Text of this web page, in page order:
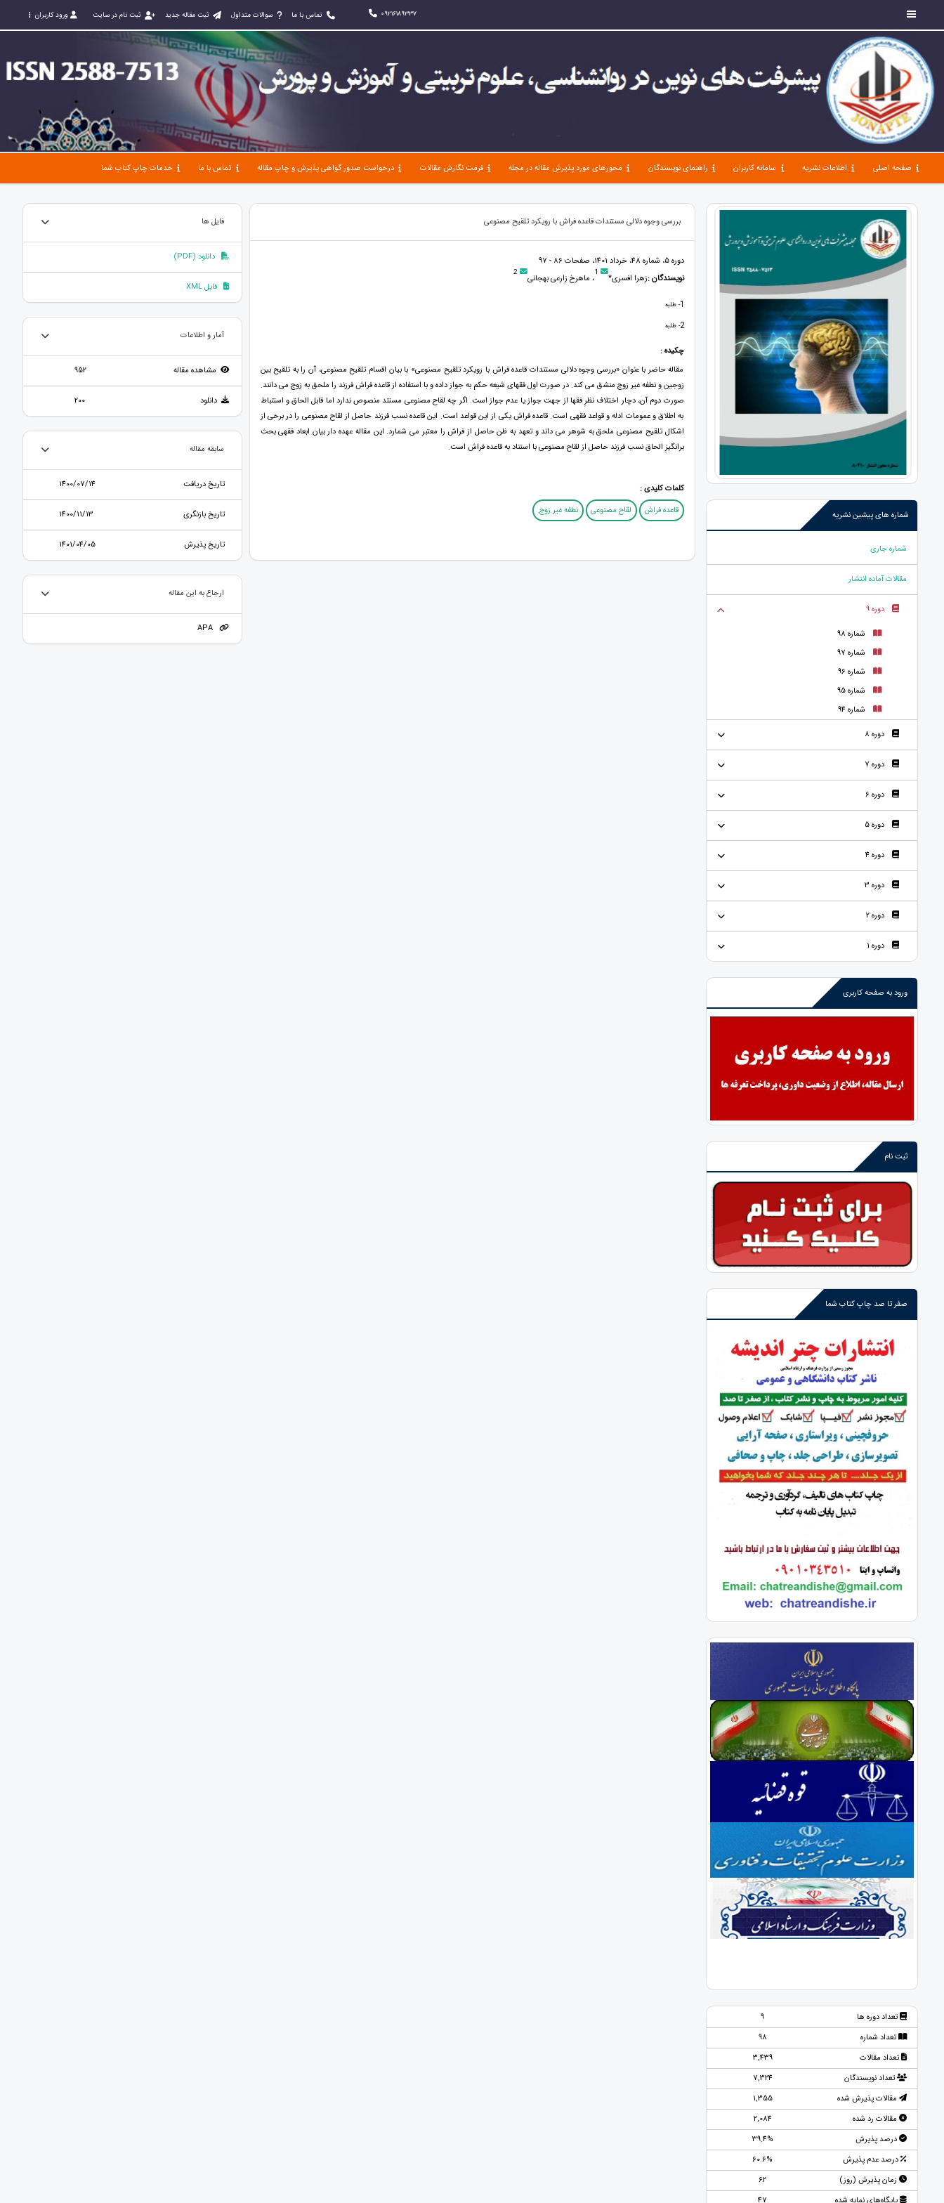
09216189337 تماس با ما سوالات متداول ثبت مقاله جدید ثبت نام در سایت ورود کاربران
صفحه اصلی اطلاعات نشریه سامانه کاربران راهنمای نویسندگان محورهای مورد پذیرش مقاله در مجله فرمت نگارش مقالات درخواست صدور گواهی پذیرش و چاپ مقاله تماس با ما خدمات چاپ کتاب شما
شماره های پیشین نشریه
شماره جاری
مقالات آماده انتشار
دوره 9
شماره 98
شماره 97
شماره 96
شماره 95
شماره 94
دوره 8
دوره 7
دوره 6
دوره 5
دوره 4
دوره 3
دوره 2
دوره 1
ورود به صفحه کاربری
ثبت نام
صفر تا صد چاپ کتاب شما
تعداد دوره ها
9
تعداد شماره
98
تعداد مقالات
3,439
تعداد نویسندگان
7,324
مقالات پذیرش شده
1,355
مقالات رد شده
2,084
درصد پذیرش
39.4%
درصد عدم پذیرش
60.6%
زمان پذیرش (روز)
62
بررسی وجوه دلالی مستندات قاعده فراش با رویکرد تلقیح مصنوعی
دوره 5، شماره 48، خرداد 1401، صفحات 86 - 97
نویسندگان :زهرا افسری* 1، ماهرخ زارعی بهجانی 2
1- طلبه
2- طلبه
چکیده :
مقاله حاضر با عنوان «بررسی وجوه دلالی مستندات قاعده فراش با رویکرد تلقیح مصنوعی» با بیان اقسام تلقیح مصنوعی، آن را به تلقیح بین
زوجین و نطفه غیر زوج منشق می کند. در صورت اول فقهای شیعه حکم به جواز داده و با استفاده از قاعده فراش فرزند را ملحق به زوج می دانند.
صورت دوم آن، دچار اختلاف نظرِ فقها از جهت جواز یا عدم جواز است. اگر چه لقاح مصنوعی مستند منصوص ندارد اما قابل الحاق و استنباط
به اطلاق و عمومات ادله و قواعد فقهی است. قاعده فراش یکی از این قواعد است. این قاعده نسب فرزند حاصل از لقاح مصنوعی را در برخی از
اشکال تلقیح مصنوعی ملحق به شوهر می داند و تعهد به ظن حاصل از فراش را معتبر می شمارد. این مقاله عهده دار بیان ابعاد فقهی بحث
برانگیزِ الحاق نسب فرزند حاصل از لقاح مصنوعی با استناد به قاعده فراش است.
کلمات کلیدی :
قاعده فراش
لقاح مصنوعی نطفه غیر زوج.
فایل ها
دانلود (PDF)
فایل XML
آمار و اطلاعات
مشاهده مقاله 952
دانلود 200
سابقه مقاله
تاریخ دریافت 1400/07/14
تاریخ بازنگری 1400/11/13
تاریخ پذیرش 1401/04/05
ارجاع به این مقاله